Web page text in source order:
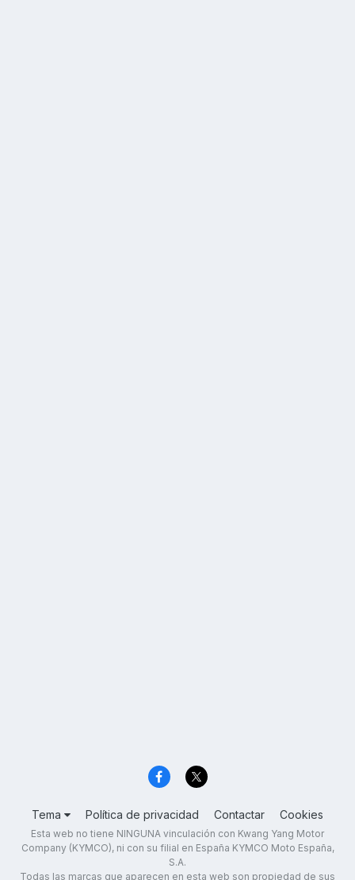
Tema Política de privacidad Contactar Cookies
Esta web no tiene NINGUNA vinculación con Kwang Yang Motor
Company (KYMCO), ni con su filial en España KYMCO Moto España,
S.A.
Todas las marcas que aparecen en esta web son propiedad de sus